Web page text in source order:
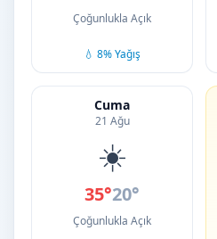
Çoğunlukla Açık
💧 8% Yağış
Cuma
21 Ağu
☀️
35°20°
Çoğunlukla Açık